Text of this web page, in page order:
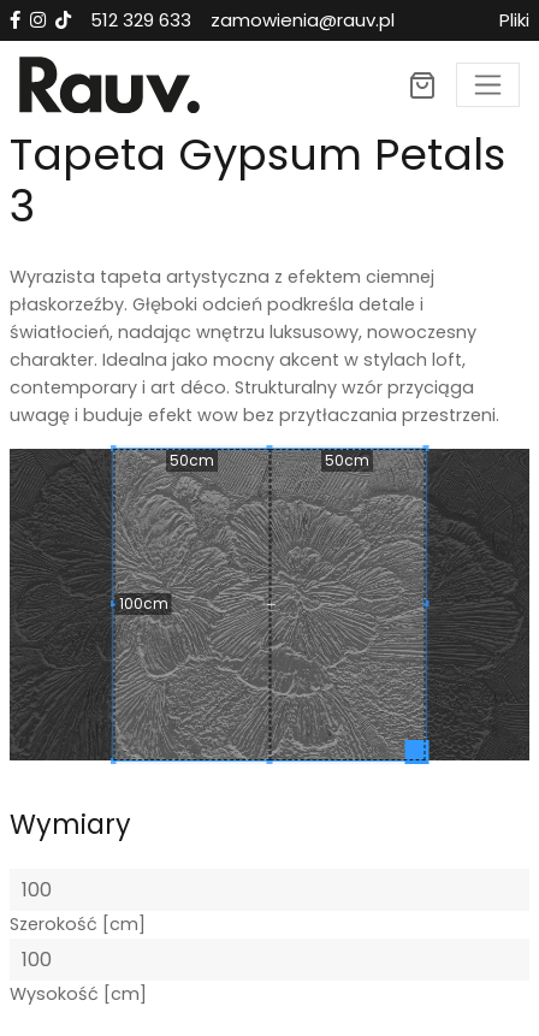
512 329 633 zamowienia@rauv.pl Pliki
Tapeta Gypsum Petals
3
Wyrazista tapeta artystyczna z efektem ciemnej
płaskorzeźby. Głęboki odcień podkreśla detale i
światłocień, nadając wnętrzu luksusowy, nowoczesny
charakter. Idealna jako mocny akcent w stylach loft,
contemporary i art déco. Strukturalny wzór przyciąga
uwagę i buduje efekt wow bez przytłaczania przestrzeni.
50cm
100cm
50cm
Wymiary
Szerokość [cm]
Wysokość [cm]
×